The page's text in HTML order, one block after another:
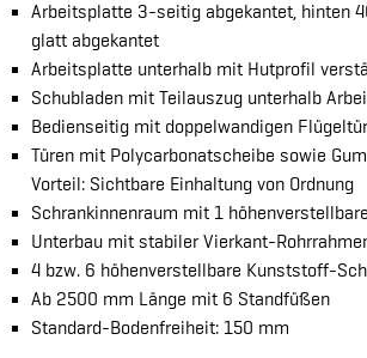
Arbeitsplatte 3-seitig abgekantet, hinten
glatt abgekantet
Arbeitsplatte unterhalb mit Hutprofil
Schubladen mit Teilauszug unterhalb
Bedienseitig mit doppelwandigen
Türen mit Polycarbonatscheibe sowie
Vorteil: Sichtbare Einhaltung von Ordnung
Schrankinnenraum mit 1
Unterbau mit stabiler Vierkant-
4 bzw. 6 höhenverstellbare Kunststoff-
Ab 2500 mm Länge mit 6 Standfüßen
Standard-Bodenfreiheit: 150 mm